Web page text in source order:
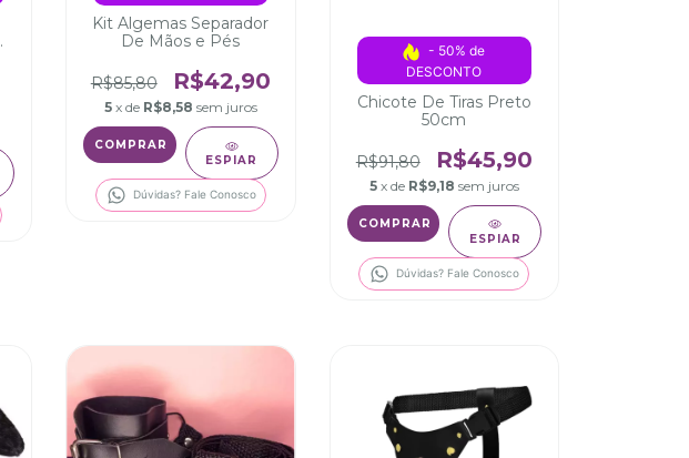
Kit Algemas Separador
De Mãos e Pés
R$85,80 R$42,90
5 x de R$8,58 sem juros
ESPIAR
Dúvidas? Fale Conosco
- 50% de
DESCONTO
Chicote De Tiras Preto
50cm
R$91,80 R$45,90
5 x de R$9,18 sem juros
ESPIAR
Dúvidas? Fale Conosco